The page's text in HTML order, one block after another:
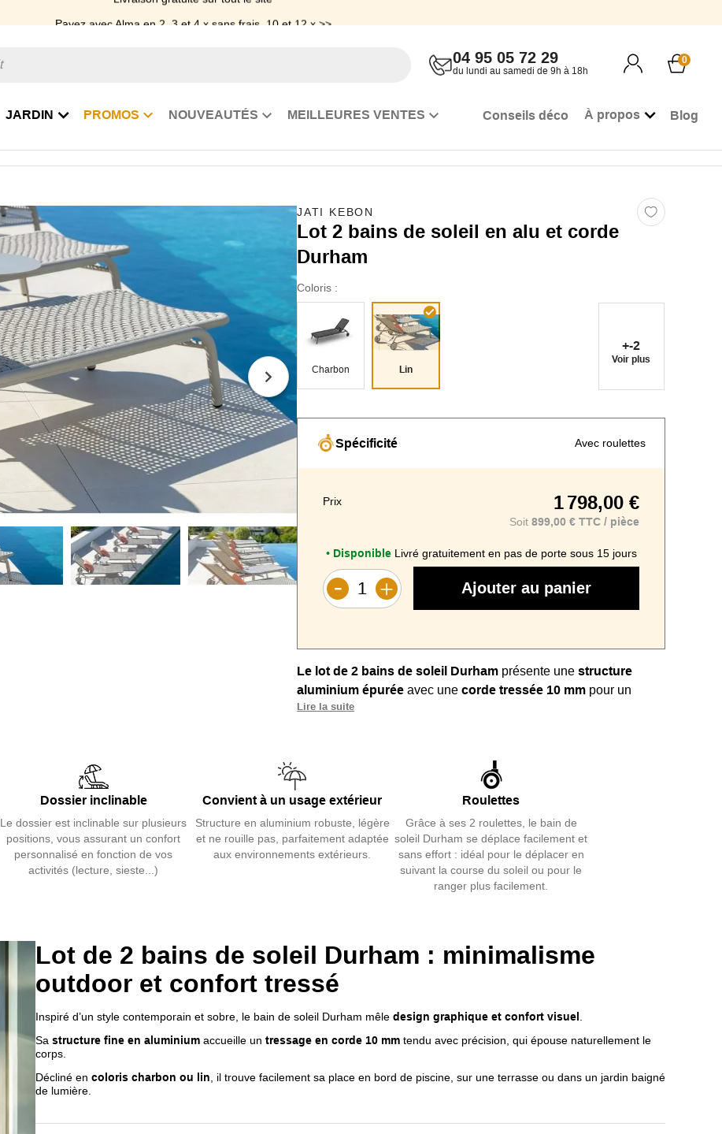
Payez avec Alma en 2, 3 et 4 x sans frais, 10 et 12 x >>
JARDIN PROMOS NOUVEAUTÉS MEILLEURES VENTES Conseils déco À propos Blog
04 95 05 72 29
du lundi au samedi de 9h à 18h
0
JATI KEBON
Lot 2 bains de soleil en alu et corde
Durham
Coloris :
Charbon Lin
+-2
Voir plus
Spécificité Avec roulettes
Prix 1 798,00 €
Soit 899,00 € TTC / pièce
•Disponible Livré gratuitement en pas de porte sous 15 jours
Ajouter au panier
Le lot de 2 bains de soleil Durham présente une structure
aluminium épurée avec une corde tressée 10 mm pour un
confort d’extérieur durable.
Dossier inclinable, roulettes de déplacement et matériaux
résistants aux UV et intempéries en font un indispensable de l’été.
Vendu par lot de 2. Une création Jati Kebon, esthétique et
pensée pour durer.
Lire la suite
Dossier inclinable
Le dossier est inclinable sur plusieurs
positions, vous assurant un confort
personnalisé en fonction de vos
activités (lecture, sieste...)
Convient à un usage extérieur
Structure en aluminium robuste, légère
et ne rouille pas, parfaitement adaptée
aux environnements extérieurs.
Roulettes
Grâce à ses 2 roulettes, le bain de
soleil Durham se déplace facilement et
sans effort : idéal pour le déplacer en
suivant la course du soleil ou pour le
ranger plus facilement.
Lot de 2 bains de soleil Durham : minimalisme
outdoor et confort tressé
Inspiré d’un style contemporain et sobre, le bain de soleil Durham mêle design graphique et confort visuel
Sa structure fine en aluminium accueille un tressage en corde 10 mm tendu avec précision, qui épouse naturellement le
corps.
Décliné en coloris charbon ou lin , il trouve facilement sa place en bord de piscine, sur une terrasse ou dans un jardin baigné
de lumière.